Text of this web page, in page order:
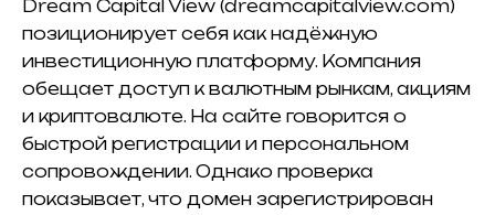
Dream Capital View (dreamcapitalview.com)
позиционирует себя как надёжную
инвестиционную платформу. Компания
обещает доступ к валютным рынкам, акциям
и криптовалюте. На сайте говорится о
быстрой регистрации и персональном
сопровождении. Однако проверка
показывает, что домен зарегистрирован